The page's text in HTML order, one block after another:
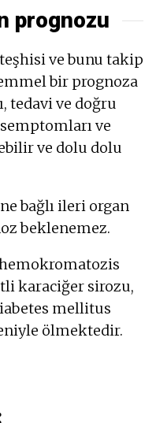
prognozu
ve bunu takip
bir prognoza
tedavi ve doğru
ve
ve dolu dolu
bağlı ileri organ
beklenemez.
karaciğer sirozu,
mellitus
ölmektedir.